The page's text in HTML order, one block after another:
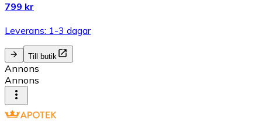
799 kr
Leverans: 1-3 dagar
Till butik
Annons
Annons